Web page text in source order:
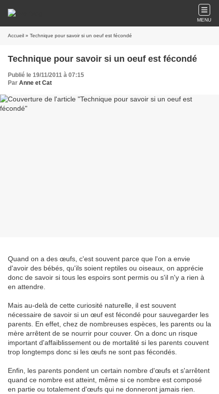
MENU
Accueil » Technique pour savoir si un oeuf est fécondé
Technique pour savoir si un oeuf est fécondé
Publié le 19/11/2011 à 07:15
Par Anne et Cat
Quand on a des œufs, c'est souvent parce que l'on a envie
d'avoir des bébés, qu'ils soient reptiles ou oiseaux, on apprécie
donc de savoir si tous les espoirs sont permis ou s'il n'y a rien à
en attendre.
Mais au-delà de cette curiosité naturelle, il est souvent
nécessaire de savoir si un œuf est fécondé pour sauvegarder les
parents. En effet, chez de nombreuses espèces, les parents ou la
mère arrêtent de se nourrir pour couver. On a donc un risque
important d'affaiblissement ou de mortalité si les parents couvent
trop longtemps donc si les œufs ne sont pas fécondés.
Enfin, les parents pondent un certain nombre d'œufs et s'arrêtent
quand ce nombre est atteint, même si ce nombre est composé
en partie ou totalement d'œufs qui ne donneront jamais rien.